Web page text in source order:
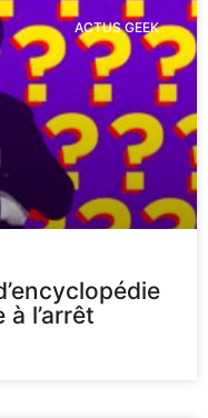
ACTUS GEEK
à l’arrêt